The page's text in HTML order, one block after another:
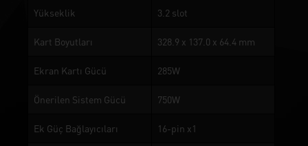
Yükseklik 3.2 slot
Kart Boyutları 328.9 x 137.0 x 64.4 mm
Ekran Kartı Gücü 285W
Önerilen Sistem Gücü 750W
Ek Güç Bağlayıcıları 16-pin x1